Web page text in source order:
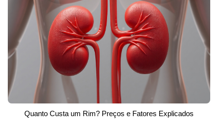
Quanto Custa um Rim? Preços e Fatores Explicados